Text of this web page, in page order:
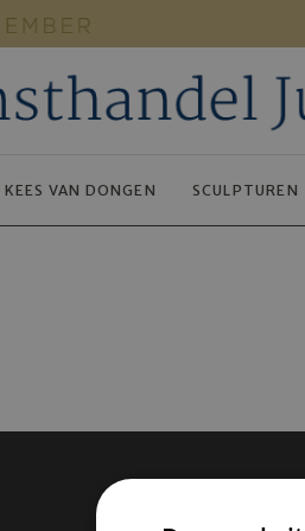
KEES VAN DONGEN SCULPTUREN